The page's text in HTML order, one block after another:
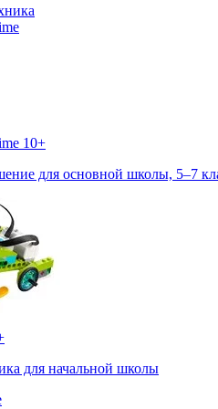
10+
для основной школы, 5–7
для начальной школы